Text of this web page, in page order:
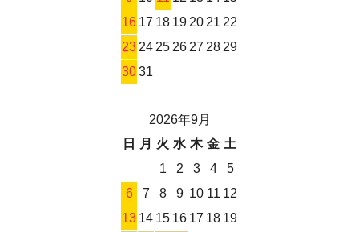
16 17 18 19202122
2324252627 2829
3031
2026年9月
日
月 火 水 木 金 土
1
2 3 4
5
6
7 8 9 10 11 12
13 14 15 16 17 18 19